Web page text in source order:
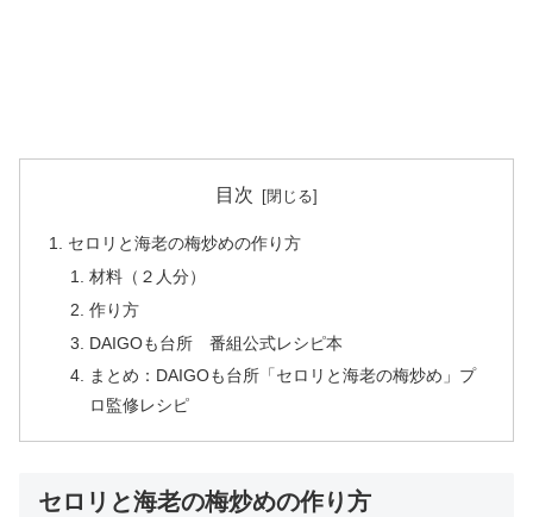
目次
セロリと海老の梅炒めの作り方
材料（２人分）
作り方
DAIGOも台所 番組公式レシピ本
まとめ：DAIGOも台所「セロリと海老の梅炒め」プ
ロ監修レシピ
セロリと海老の梅炒めの作り方